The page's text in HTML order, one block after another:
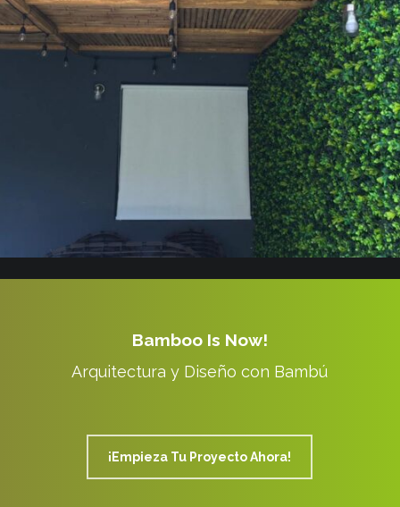
Bamboo Is Now!
Arquitectura y Diseño con Bambú
¡Empieza Tu Proyecto Ahora!